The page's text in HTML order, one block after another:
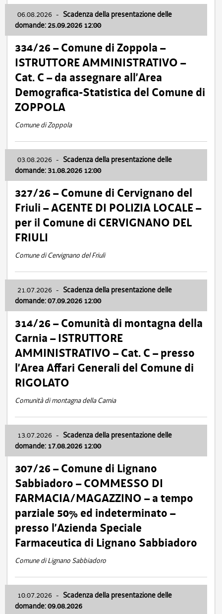
06.08.2026 - Scadenza della presentazione delle
domande: 25.09.2026 12:00
334/26 – Comune di Zoppola –
ISTRUTTORE AMMINISTRATIVO –
Cat. C – da assegnare all’Area
Demografica-Statistica del Comune di
ZOPPOLA
Comune di Zoppola
03.08.2026 - Scadenza della presentazione delle
domande: 31.08.2026 12:00
327/26 – Comune di Cervignano del
Friuli – AGENTE DI POLIZIA LOCALE –
per il Comune di CERVIGNANO DEL
FRIULI
Comune di Cervignano del Friuli
21.07.2026 - Scadenza della presentazione delle
domande: 07.09.2026 12:00
314/26 – Comunità di montagna della
Carnia – ISTRUTTORE
AMMINISTRATIVO – Cat. C – presso
l’Area Affari Generali del Comune di
RIGOLATO
Comunità di montagna della Carnia
13.07.2026 - Scadenza della presentazione delle
domande: 17.08.2026 12:00
307/26 – Comune di Lignano
Sabbiadoro – COMMESSO DI
FARMACIA/MAGAZZINO – a tempo
parziale 50% ed indeterminato –
presso l’Azienda Speciale
Farmaceutica di Lignano Sabbiadoro
Comune di Lignano Sabbiadoro
10.07.2026 - Scadenza della presentazione delle
domande: 09.08.2026